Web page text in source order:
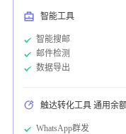
智能工具
智能搜邮
邮件检测
数据导出
触达转化工具 通用余额
WhatsApp群发